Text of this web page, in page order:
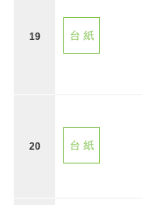
19 台 紙
20 台 紙